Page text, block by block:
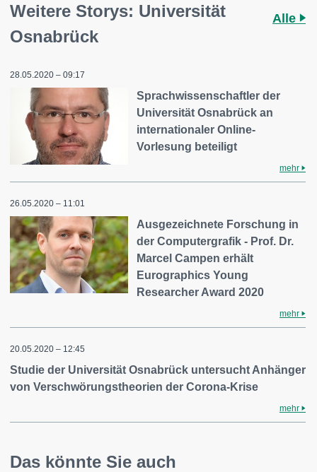
Weitere Storys: Universität
Osnabrück
Alle
28.05.2020 – 09:17
Sprachwissenschaftler der
Universität Osnabrück an
internationaler Online-
Vorlesung beteiligt
mehr
26.05.2020 – 11:01
Ausgezeichnete Forschung in
der Computergrafik - Prof. Dr.
Marcel Campen erhält
Eurographics Young
Researcher Award 2020
mehr
20.05.2020 – 12:45
Studie der Universität Osnabrück untersucht Anhänger
von Verschwörungstheorien der Corona-Krise
mehr
Das könnte Sie auch